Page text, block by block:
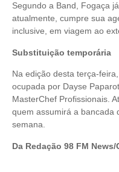
Segundo a Band, Fogaça
atualmente, cumpre sua
inclusive, em viagem ao
Substituição temporária
Na edição desta terça-
ocupada por Dayse
MasterChef Profissionais.
quem assumirá a bancada
semana.
Da Redação 98 FM